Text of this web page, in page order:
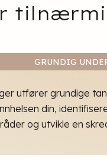
GRUNDIG
utfører grundige
din,
og utvikle en